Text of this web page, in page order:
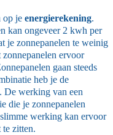
op je energierekening.
kan ongeveer 2 kwh per
je zonnepanelen te weinig
ervoor
gaan steeds
heb je de
. De werking van een
die je zonnepanelen
werking kan ervoor
te zitten.